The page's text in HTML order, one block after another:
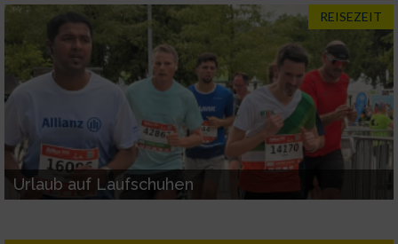
REISEZEIT
Urlaub auf Laufschuhen